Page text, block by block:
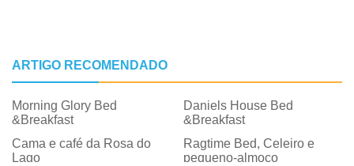
ARTIGO RECOMENDADO
Morning Glory Bed
&Breakfast
Daniels House Bed
&Breakfast
Cama e café da Rosa do
Lago
Ragtime Bed, Celeiro e
pequeno-almoço